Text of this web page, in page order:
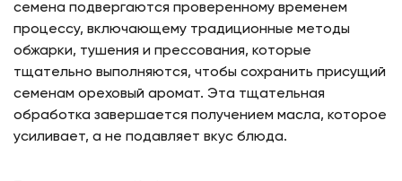
семена подвергаются проверенному временем
процессу, включающему традиционные методы
обжарки, тушения и прессования, которые
тщательно выполняются, чтобы сохранить присущий
семенам ореховый аромат. Эта тщательная
обработка завершается получением масла, которое
усиливает, а не подавляет вкус блюда.